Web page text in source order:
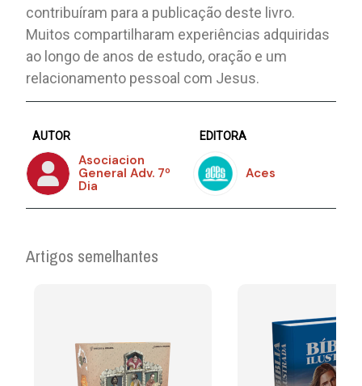
contribuíram para a publicação deste livro.
Muitos compartilharam experiências adquiridas
ao longo de anos de estudo, oração e um
relacionamento pessoal com Jesus.
AUTOR
Asociacion
General Adv. 7º
Dia
EDITORA
Aces
Artigos semelhantes